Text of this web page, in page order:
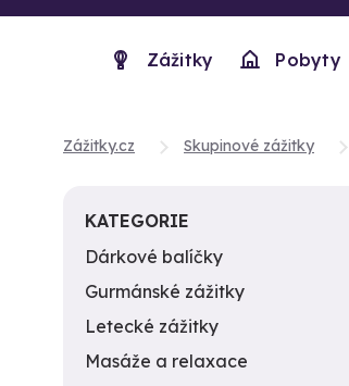
Zážitky Pobyty
Zážitky.cz Skupinové zážitky
KATEGORIE
Dárkové balíčky
Gurmánské zážitky
Letecké zážitky
Masáže a relaxace